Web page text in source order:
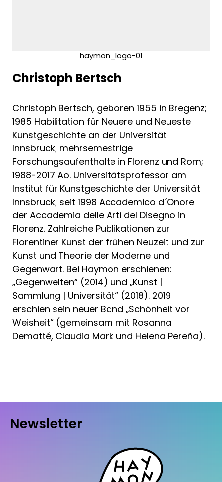
haymon_logo-01
Christoph Bertsch
Christoph Bertsch, geboren 1955 in Bregenz;
1985 Habilitation für Neuere und Neueste
Kunstgeschichte an der Universität
Innsbruck; mehrsemestrige
Forschungsaufenthalte in Florenz und Rom;
1988-2017 Ao. Universitätsprofessor am
Institut für Kunstgeschichte der Universität
Innsbruck; seit 1998 Accademico d´Onore
der Accademia delle Arti del Disegno in
Florenz. Zahlreiche Publikationen zur
Florentiner Kunst der frühen Neuzeit und zur
Kunst und Theorie der Moderne und
Gegenwart. Bei Haymon erschienen:
„Gegenwelten“ (2014) und „Kunst |
Sammlung | Universität“ (2018). 2019
erschien sein neuer Band „Schönheit vor
Weisheit“ (gemeinsam mit Rosanna
Dematté, Claudia Mark und Helena Pereña).
Newsletter